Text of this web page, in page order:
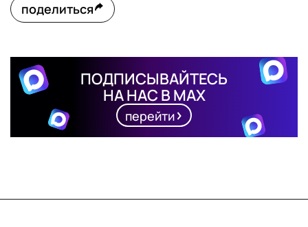
поделиться
ПОДПИСЫВАЙТЕСЬ
НА НАС В MAX
перейти